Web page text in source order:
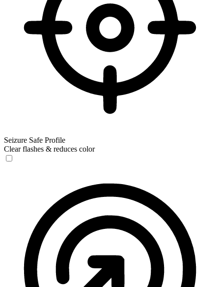
Seizure Safe Profile
Clear flashes & reduces color